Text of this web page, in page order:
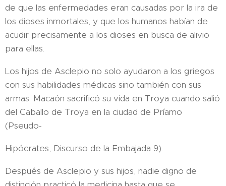
de que las enfermedades eran causadas por la ira de
los dioses inmortales, y que los humanos habían de
acudir precisamente a los dioses en busca de alivio
para ellas.
Los hijos de Asclepio no solo ayudaron a los griegos
con sus habilidades médicas sino también con sus
armas. Macaón sacrificó su vida en Troya cuando salió
del Caballo de Troya en la ciudad de Príamo
(Pseudo-
Hipócrates, Discurso de la Embajada 9).
Después de Asclepio y sus hijos, nadie digno de